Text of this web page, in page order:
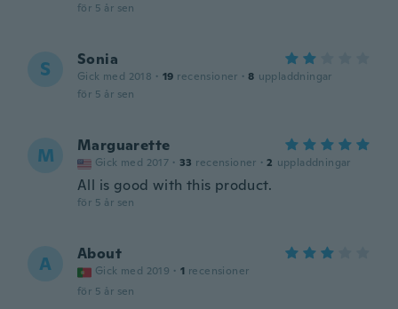
för 5 år sen
S Sonia
Gick med 2018 · 19 recensioner · 8 uppladdningar
för 5 år sen
M Marguarette
Gick med 2017 · 33 recensioner · 2 uppladdningar
All is good with this product.
för 5 år sen
A About
Gick med 2019 · 1 recensioner
för 5 år sen